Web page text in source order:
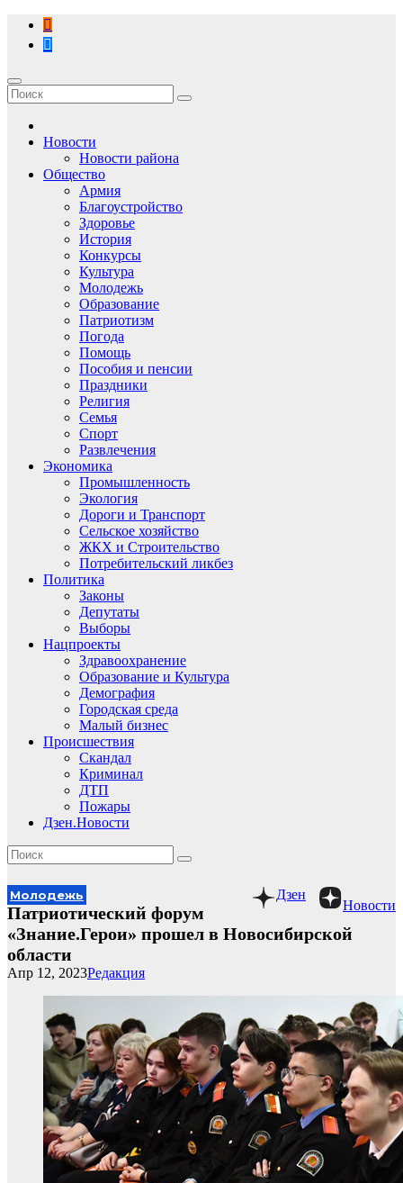
Перейти
содержимому
Новости
Новости района
Общество
Армия
Благоустройство
Здоровье
История
Конкурсы
Культура
Молодежь
Образование
Патриотизм
Погода
Помощь
Пособия и пенсии
Праздники
Религия
Семья
Спорт
Развлечения
Экономика
Промышленность
Экология
Дороги и Транспорт
Сельское хозяйство
ЖКХ и Строительство
Потребительский ликбез
Политика
Законы
Депутаты
Выборы
Нацпроекты
Здравоохранение
Образование и Культура
Демография
Городская среда
Малый бизнес
Происшествия
Скандал
Криминал
ДТП
Пожары
Дзен.Новости
Новости
Дзен
Молодежь
Патриотический форум
«Знание.Герои» прошел в Новосибирской
области
Редакция
Апр 12, 2023